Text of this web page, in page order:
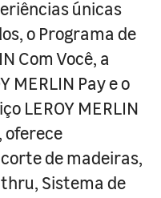
únicas
o Programa de
Com Você, a
MERLIN Pay e o
LEROY MERLIN
oferece
de madeiras,
Sistema de